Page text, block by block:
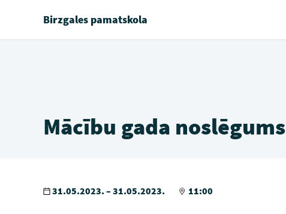
Birzgales pamatskola
Mācību gada noslēgums
31.05.2023. – 31.05.2023. 11:00